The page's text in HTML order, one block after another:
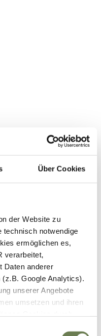
Über Cookies
der Website zu
technisch notwendige
ermöglichen es,
verarbeitet,
Daten anderer
Google Analytics).
unserer Angebote
umsetzen und ihren